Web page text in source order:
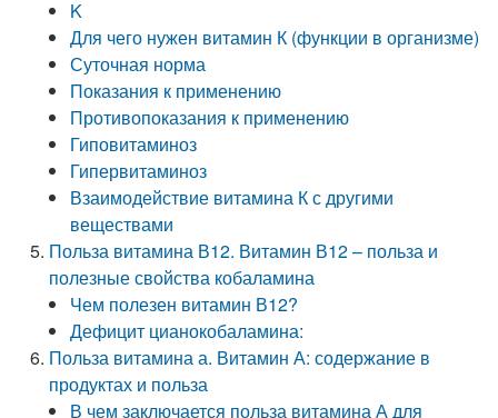
K
Для чего нужен витамин К (функции в организме)
Суточная норма
Показания к применению
Противопоказания к применению
Гиповитаминоз
Гипервитаминоз
Взаимодействие витамина К с другими
веществами
Польза витамина В12. Витамин В12 – польза и
полезные свойства кобаламина
Чем полезен витамин В12?
Дефицит цианокобаламина:
Польза витамина а. Витамин А: содержание в
продуктах и польза
В чем заключается польза витамина А для